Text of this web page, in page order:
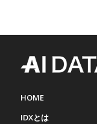
HOME
IDXとは